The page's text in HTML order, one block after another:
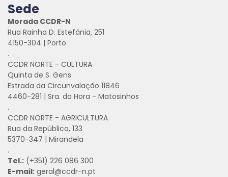
Sede
Morada CCDR-N
Rua Rainha D. Estefânia, 251
4150-304 | Porto
.
CCDR NORTE - CULTURA
Quinta de S. Gens
Estrada da Circunvalação 11846
4460-281 | Sra. da Hora - Matosinhos
.
CCDR NORTE - AGRICULTURA
Rua da República, 133
5370-347 | Mirandela
.
Tel.: (+351) 226 086 300
E-mail: geral@ccdr-n.pt